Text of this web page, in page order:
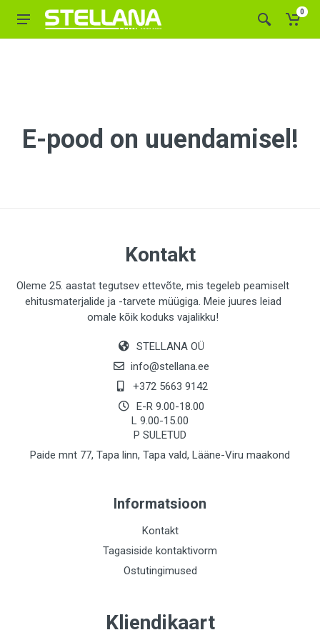
0
E-pood on uuendamisel!
Kontakt
Oleme 25. aastat tegutsev ettevõte, mis tegeleb peamiselt
ehitusmaterjalide ja -tarvete müügiga. Meie juures leiad
omale kõik koduks vajalikku!
STELLANA OÜ
info@stellana.ee
+372 5663 9142
E-R 9.00-18.00
L 9.00-15.00
P SULETUD
Paide mnt 77, Tapa linn, Tapa vald, Lääne-Viru maakond
Informatsioon
Kontakt
Tagasiside kontaktivorm
Ostutingimused
Kliendikaart